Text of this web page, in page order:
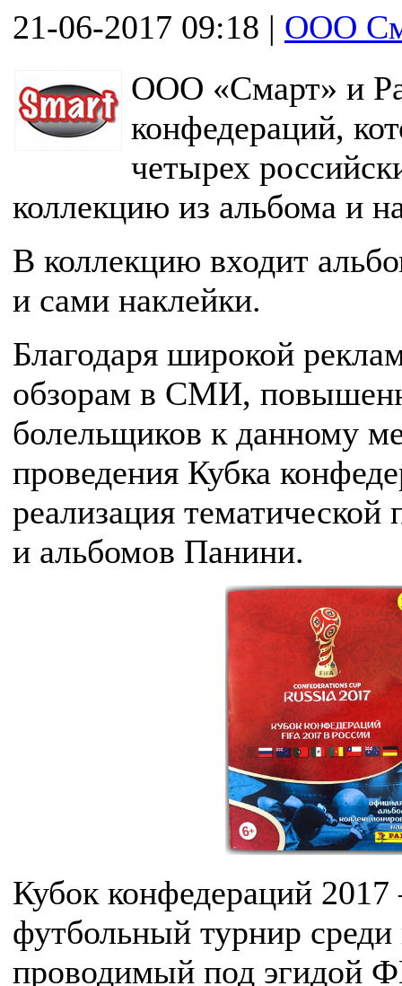
21-06-2017 09:18 | ООО
ООО «Смарт» и
конфедераций,
четырех
коллекцию из альбома и
В коллекцию входит
и сами наклейки.
Благодаря широкой
обзорам в СМИ,
болельщиков к данному
проведения Кубка
реализация
и альбомов Панини.
Кубок конфедераций
футбольный турнир
проводимый под эгидой